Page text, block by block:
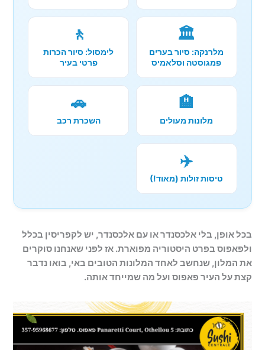
🏛️
מלרנקה: סיור בערים
פמגוסטה וסלאמיס
🚶
לימסול: סיור הכרות
פרטי בעיר
🏨
מלונות מעולים
🚗
השכרת רכב
✈️
טיסות זולות (מאוד!)
בכל אופן, בלי אלכסנדר או עם אלכסנדר, יש לקפריסין בכלל
ולפאפוס בפרט היסטוריה מפוארת. אז לפני שאנחנו סוקרים
את המלון, שנחשב לאחד המלונות הטובים באי, בואו נדבר
קצת על העיר פאפוס ועל מה שמייחד אותה.